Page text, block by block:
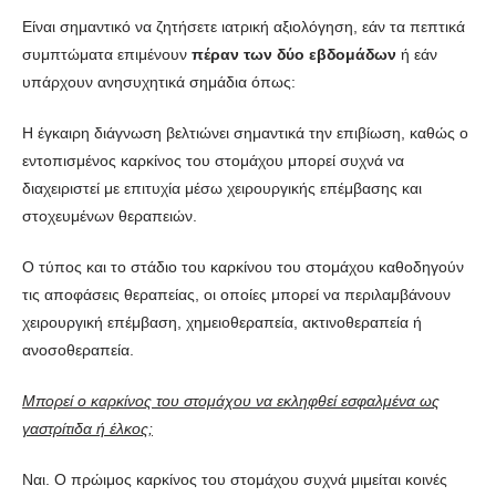
Είναι σημαντικό να ζητήσετε ιατρική αξιολόγηση, εάν τα πεπτικά
συμπτώματα επιμένουν πέραν των δύο εβδομάδων ή εάν
υπάρχουν ανησυχητικά σημάδια όπως:
Η έγκαιρη διάγνωση βελτιώνει σημαντικά την επιβίωση, καθώς ο
εντοπισμένος καρκίνος του στομάχου μπορεί συχνά να
διαχειριστεί με επιτυχία μέσω χειρουργικής επέμβασης και
στοχευμένων θεραπειών.
Ο τύπος και το στάδιο του καρκίνου του στομάχου καθοδηγούν
τις αποφάσεις θεραπείας, οι οποίες μπορεί να περιλαμβάνουν
χειρουργική επέμβαση, χημειοθεραπεία, ακτινοθεραπεία ή
ανοσοθεραπεία.
Μπορεί ο καρκίνος του στομάχου να εκληφθεί εσφαλμένα ως
γαστρίτιδα ή έλκος;
Ναι. Ο πρώιμος καρκίνος του στομάχου συχνά μιμείται κοινές